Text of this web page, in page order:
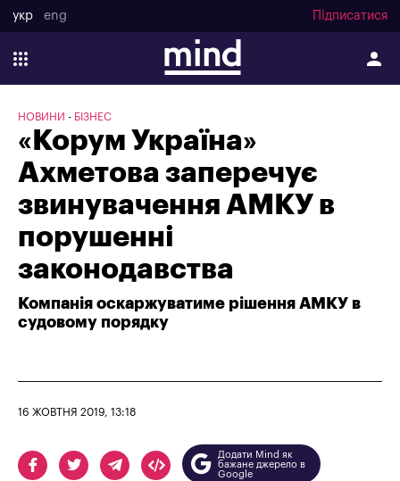
укр eng Підписатися
НОВИНИ БІЗНЕС
«Корум Україна»
Ахметова заперечує
звинувачення АМКУ в
порушенні
законодавства
Компанія оскаржуватиме рішення АМКУ в
судовому порядку
16 ЖОВТНЯ 2019, 13:18
Додати Mind як
бажане джерело в
Google